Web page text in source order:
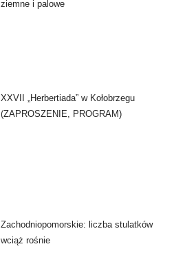
ziemne i palowe
XXVII „Herbertiada” w Kołobrzegu
(ZAPROSZENIE, PROGRAM)
Zachodniopomorskie: liczba stulatków
wciąż rośnie